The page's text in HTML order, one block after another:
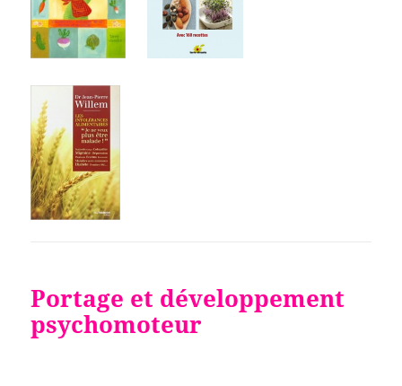
Portage et développement
psychomoteur